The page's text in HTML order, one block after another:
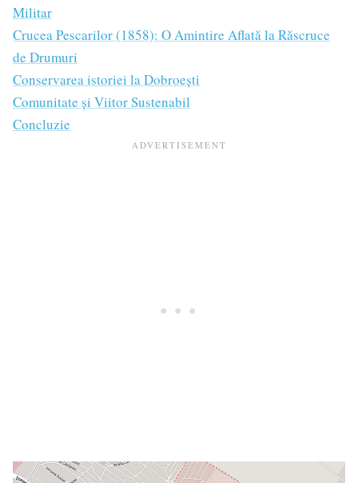
Militar
Crucea Pescarilor (1858): O Amintire Aflată la Răscruce
de Drumuri
Conservarea istoriei la Dobroești
Comunitate și Viitor Sustenabil
Concluzie